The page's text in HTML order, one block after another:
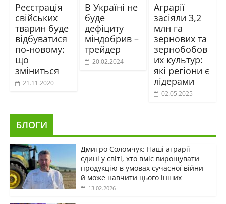
Реєстрація
свійських
тварин буде
відбуватися
по-новому:
що
зміниться
21.11.2020
В Україні не
буде
дефіциту
міндобрив –
трейдер
20.02.2024
Аграрії
засіяли 3,2
млн га
зернових та
зернобобов
их культур:
які регіони є
лідерами
02.05.2025
БЛОГИ
Дмитро Соломчук: Наші аграрії
єдині у світі, хто вміє вирощувати
продукцію в умовах сучасної війни
й може навчити цього інших
13.02.2026